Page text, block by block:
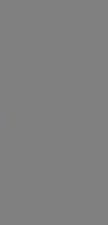
Dra. Carmen